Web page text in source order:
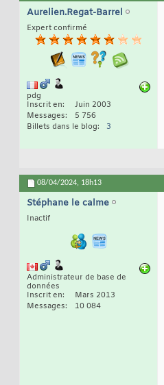
Aurelien.Regat-Barrel
Expert confirmé
pdg
Inscrit en
Juin 2003
Messages
5 756
Billets dans le blog
3
08/04/2024, 18h13
Stéphane le calme
Inactif
Administrateur de base de
données
Inscrit en
Mars 2013
Messages
10 084